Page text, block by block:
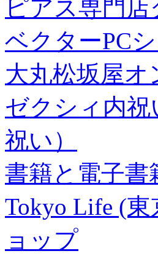
ピアス専門
ベクターPC
大丸松坂屋
ゼクシィ内
祝い）
書籍と電子書
Tokyo Life (
ョップ